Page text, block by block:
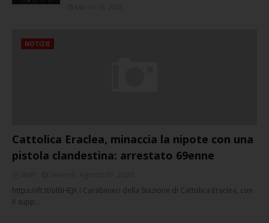
NOTIZIE
Cattolica Eraclea, minaccia la nipote con una
pistola clandestina: arrestato 69enne
https://ift.tt/ulBHEJK I Carabinieri della Stazione di Cattolica Eraclea, con
il supp…